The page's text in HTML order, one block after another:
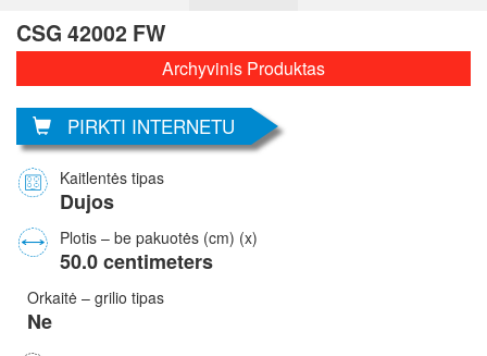
CSG 42002 FW
Archyvinis Produktas
PIRKTI INTERNETU
Kaitlentės tipas
Dujos
Plotis – be pakuotės (cm) (x)
50.0 centimeters
Orkaitė – grilio tipas
Ne